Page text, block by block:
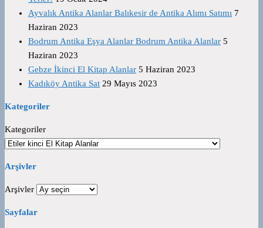
Ayvalık Antika Alanlar Balıkesir de Antika Alımı Satımı 7
Haziran 2023
Bodrum Antika Eşya Alanlar Bodrum Antika Alanlar 5
Haziran 2023
Gebze İkinci El Kitap Alanlar 5 Haziran 2023
Kadıköy Antika Sat 29 Mayıs 2023
Kategoriler
Kategoriler
Arşivler
Arşivler
Sayfalar